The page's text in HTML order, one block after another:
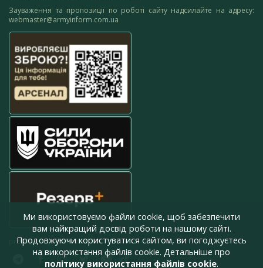
Зауваження та пропозиції по роботі сайту надсилайте на адресу:
webmaster@armyinform.com.ua
press@armyinform.com.ua
Ми використовуємо файли cookie, щоб забезпечити
вам найкращий досвід роботи на нашому сайті.
Продовжуючи користуватися сайтом, ви погоджуєтесь
на використання файлів cookie. Детальніше про
політику використання файлів cookie.